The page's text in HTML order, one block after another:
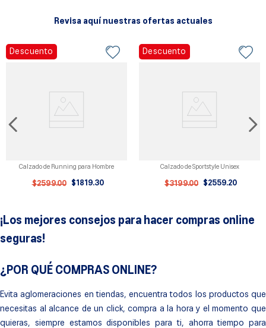
Revisa aquí nuestras ofertas actuales
Descuento
Calzado de Running para Hombre
$2599.00 $1819.30
Descuento
Calzado de Sportstyle Unisex
$3199.00 $2559.20
¡Los mejores consejos para hacer compras online
seguras!
¿POR QUÉ COMPRAS ONLINE?
Evita aglomeraciones en tiendas, encuentra todos los productos que
necesitas al alcance de un click, compra a la hora y el momento que
quieras, siempre estamos disponibles para ti, ahorra tiempo para